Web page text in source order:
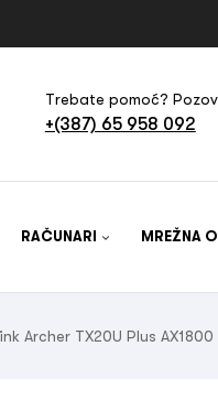
Trebate pomoć?
+(387) 65 958 092
RAČUNARI MREŽNA
Archer TX20U Plus